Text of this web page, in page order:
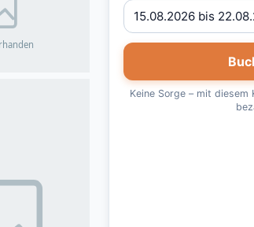
Keine Sorge – mit diesem